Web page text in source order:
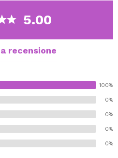
5.00
recensione
100%
0%
0%
0%
0%